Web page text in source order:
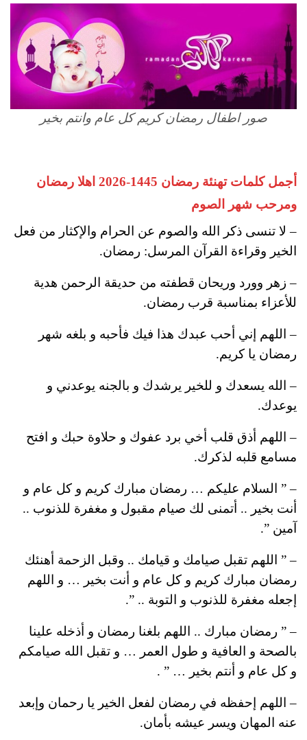
صور اطفال رمضان كريم كل عام وانتم بخير
أجمل كلمات تهنئة رمضان 1445-2026 اهلا رمضان
ومرحب شهر الصوم
– لا تنسى ذكر الله والصوم عن الحرام والإكثار من فعل
الخير وقراءة القرآن المرسل: رمضان.
– زهر وورد وريحان قطفته من حديقة الرحمن هدية
للأعزاء بمناسبة قرب رمضان.
– اللهم إني أحب عبدك هذا فيك فأحبه و بلغه شهر
رمضان يا كريم.
– الله يسعدك و للخير يرشدك و بالجنه يوعدني و
يوعدك.
– اللهم أذق قلب أخي برد عفوك و حلاوة حبك و افتح
مسامع قلبه لذكرك.
– ” السلام عليكم … رمضان مبارك كريم و كل عام و
أنت بخير .. أتمنى لك صيام مقبول و مغفرة للذنوب ..
آمين ”.
– ” اللهم تقبل صيامك و قيامك .. وقبل الزحمة أهنئك
رمضان مبارك كريم و كل عام و أنت بخير … و اللهم
إجعله مغفرة للذنوب و التوبة .. ”.
– ” رمضان مبارك .. اللهم بلغنا رمضان و أذخله علينا
بالصحة و العافية و طول العمر … و تقبل الله صيامكم
و كل عام و أنتم بخير … ” .
– اللهم إحفظه في رمضان لفعل الخير يا رحمان وإبعد
عنه المهان ويسر عيشه بأمان.